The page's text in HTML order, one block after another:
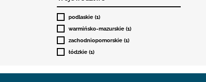
podlaskie (1)
warmińsko-mazurskie (1)
zachodniopomorskie (1)
łódzkie (1)